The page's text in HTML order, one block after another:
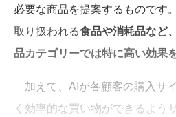
必要な商品を提案するものです
取り扱われる食品や消耗品など
品カテゴリーでは特に高い効果
加えて、AIが各顧客の購入サ
く効率的な買い物ができるよう